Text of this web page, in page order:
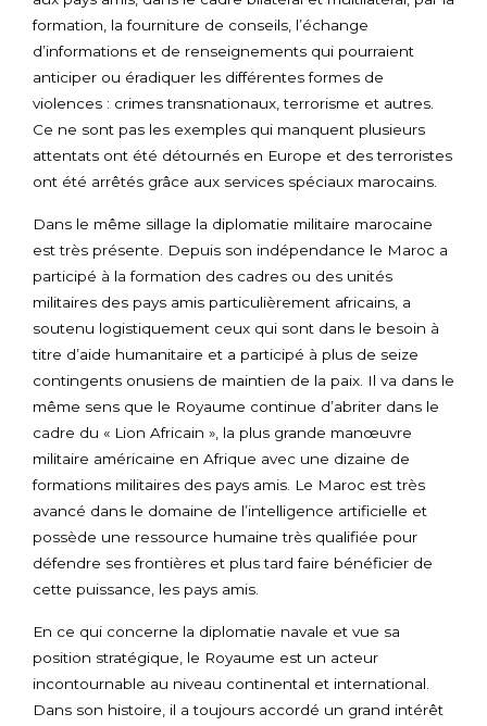
formation, la fourniture de conseils, l’échange
d’informations et de renseignements qui pourraient
anticiper ou éradiquer les différentes formes de
violences : crimes transnationaux, terrorisme et autres.
Ce ne sont pas les exemples qui manquent plusieurs
attentats ont été détournés en Europe et des terroristes
ont été arrêtés grâce aux services spéciaux marocains.
Dans le même sillage la diplomatie militaire marocaine
est très présente. Depuis son indépendance le Maroc a
participé à la formation des cadres ou des unités
militaires des pays amis particulièrement africains, a
soutenu logistiquement ceux qui sont dans le besoin à
titre d’aide humanitaire et a participé à plus de seize
contingents onusiens de maintien de la paix. Il va dans le
même sens que le Royaume continue d’abriter dans le
cadre du « Lion Africain », la plus grande manœuvre
militaire américaine en Afrique avec une dizaine de
formations militaires des pays amis. Le Maroc est très
avancé dans le domaine de l’intelligence artificielle et
possède une ressource humaine très qualifiée pour
défendre ses frontières et plus tard faire bénéficier de
cette puissance, les pays amis.
En ce qui concerne la diplomatie navale et vue sa
position stratégique, le Royaume est un acteur
incontournable au niveau continental et international.
Dans son histoire, il a toujours accordé un grand intérêt